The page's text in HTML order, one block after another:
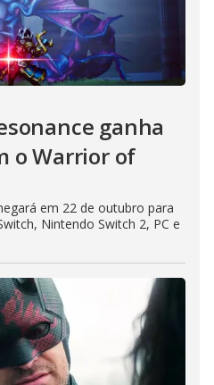
ganha
o Warrior of
em 22 de outubro para
Nintendo Switch 2, PC e